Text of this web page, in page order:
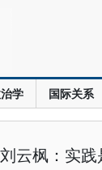
学 国际关系
刘云枫：实践